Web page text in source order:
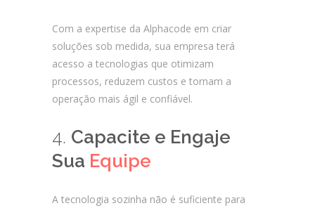
Com a expertise da Alphacode em criar
soluções sob medida, sua empresa terá
acesso a tecnologias que otimizam
processos, reduzem custos e tornam a
operação mais ágil e confiável.
4. Capacite e Engaje
Sua Equipe
A tecnologia sozinha não é suficiente para